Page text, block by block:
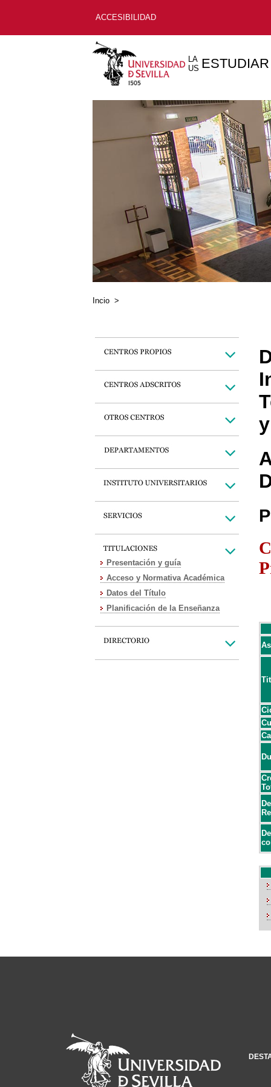
ACCESIBILIDAD
LA
US ESTUDIAR
Incio >
Presentación y guía
Acceso y Normativa Académica
Datos del Título
Planificación de la Enseñanza